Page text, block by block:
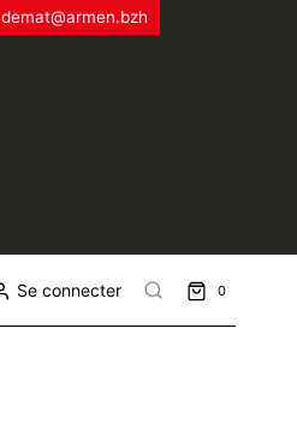
demat@armen.bzh
Se connecter 0